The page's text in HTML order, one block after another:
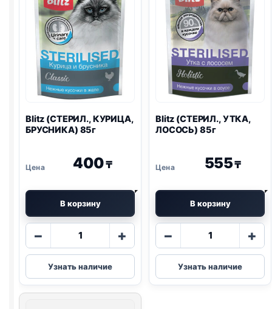
Blitz (СТЕРИЛ., КУРИЦА,
БРУСНИКА) 85г
400₸
В корзину
−
Количество
Blitz
(СТЕРИЛ.,
КУРИЦА,
+
Узнать наличие
Blitz (СТЕРИЛ., УТКА,
ЛОСОСЬ) 85г
555₸
В корзину
−
Количество
Blitz
(СТЕРИЛ.,
УТКА,
+
Узнать наличие